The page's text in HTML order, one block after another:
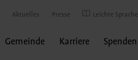
Aktuelles Presse Leichte Sprache
Gemeinde Karriere Spenden